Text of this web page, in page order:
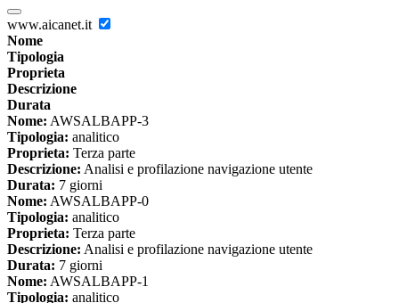
www.aicanet.it
Nome
Tipologia
Proprieta
Descrizione
Durata
Nome: AWSALBAPP-3
Tipologia: analitico
Proprieta: Terza parte
Descrizione: Analisi e profilazione navigazione utente
Durata: 7 giorni
Nome: AWSALBAPP-0
Tipologia: analitico
Proprieta: Terza parte
Descrizione: Analisi e profilazione navigazione utente
Durata: 7 giorni
Nome: AWSALBAPP-1
Tipologia: analitico